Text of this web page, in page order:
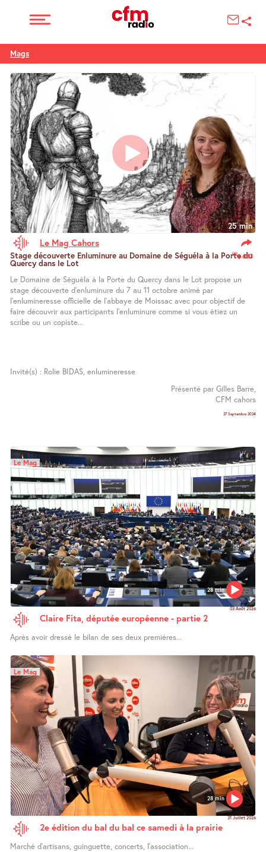
Mags
25 min
Le Mag Cahors
683
Stage découverte Enluminure au Domaine de Séguéla à la Porte du
Quercy dans le Lot
Le Domaine de Séguéla à la Porte du Quercy dans le Lot propose un
stage découverte d’enluminure du 7 au 11 octobre animé par
l’enlumineresse officielle de l’abbaye de Moissac avec pour objectif de
faire découvrir aux participants l’enluminure comme si vous étiez un
scribe ou un copiste...
Invité(s) : Rolie BIDAS, enlumineresse
Présenté par Gilles Barre,
CFM cahors
27 Septembre 2024
28 min
Le Mag
03 Août 2026
Claire Fita, députée européenne - partie 2
Après avoir dressé le bilan de ses deux premières...
28 min
Le Mag
31 Juillet 2026
2e édition du bal du bal ce samedi à la prairie
Marché d’artisans, guinguette, concerts, l’association...